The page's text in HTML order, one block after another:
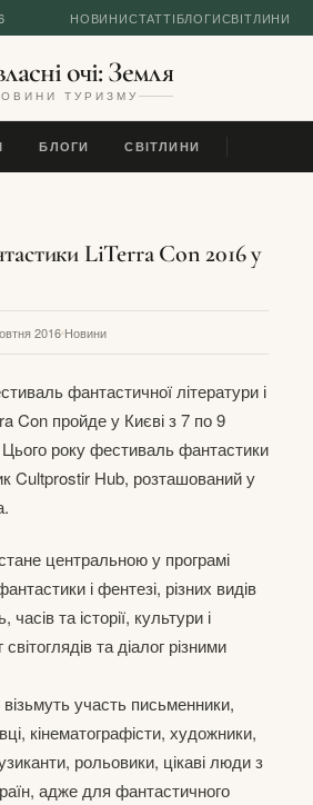
НОВИНИСТАТТІБЛОГИСВІТЛИНИ
очі: Земля
ТУРИЗМУ
БЛОГИ СВІТЛИНИ
LiTerra Con 2016 у
2016 Новини
фантастичної літератури і
Con пройде у Києві з 7 по 9
року фестиваль фантастики
Cultprostir Hub, розташований у
центральною у програмі
і фентезі, різних видів
та історії, культури і
та діалог різними
участь письменники,
кінематографісти, художники,
рольовики, цікаві люди з
адже для фантастичного